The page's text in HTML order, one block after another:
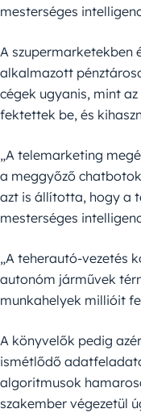
mesterséges
A szupermarketekben
alkalmazott
cégek ugyanis, mint
fektettek be, és
„A telemarketing
a meggyőző
azt is állította, hogy a
mesterséges
„A teherautó-vezetés
autonóm járművek
munkahelyek millióit
A könyvelők pedig
ismétlődő
algoritmusok
szakember végezetül